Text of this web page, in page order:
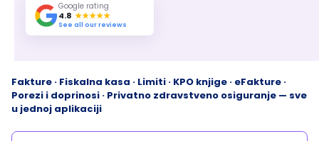
Google rating
4.8 ★★★★★
See all our reviews
Fakture · Fiskalna kasa · Limiti · KPO knjige · eFakture ·
Porezi i doprinosi · Privatno zdravstveno osiguranje — sve
u jednoj aplikaciji